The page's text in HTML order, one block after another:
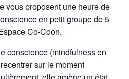
vous proposent une heure de
en petit groupe de 5
Co-Coon.
conscience (mindfulness en
sur le moment